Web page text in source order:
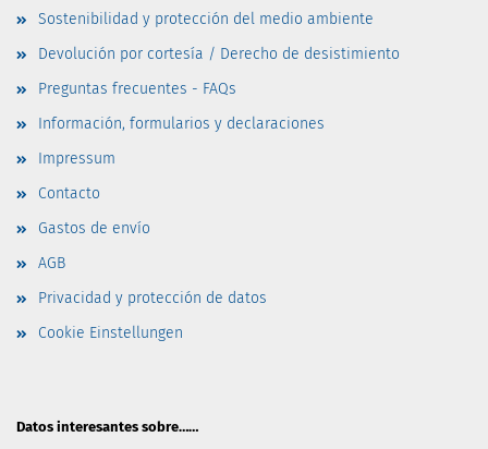
Sostenibilidad y protección del medio ambiente
Devolución por cortesía / Derecho de desistimiento
Preguntas frecuentes - FAQs
Información, formularios y declaraciones
Impressum
Contacto
Gastos de envío
AGB
Privacidad y protección de datos
Cookie Einstellungen
Datos interesantes sobre……